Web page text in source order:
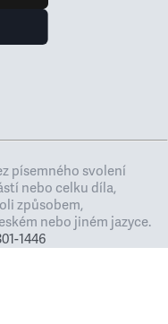
písemného svolení
nebo celku díla,
způsobem,
nebo jiném jazyce.
1446